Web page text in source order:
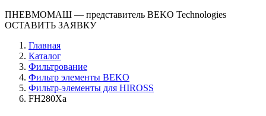
ПНЕВМОМАШ — представитель BEKO Technologies
ОСТАВИТЬ ЗАЯВКУ
Главная
Каталог
Фильтрование
Фильтр элементы BEKO
Фильтр-элементы для HIROSS
FH280Xa